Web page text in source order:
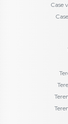
Case